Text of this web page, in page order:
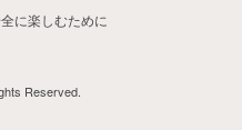
に楽しむために
Reserved.